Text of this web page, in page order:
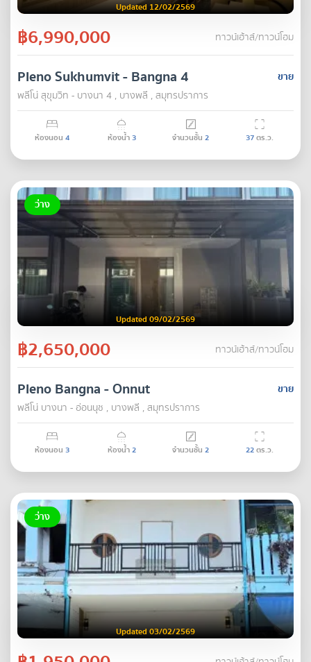
Updated 12/02/2569
฿6,990,000 ทาวน์เฮ้าส์/ทาวน์โฮม
ขาย
Pleno Sukhumvit - Bangna 4
พลีโน่ สุขุมวิท - บางนา 4 , บางพลี , สมุทรปราการ
ห้องนอน 4 ห้องน้ำ3 จำนวนชั้น 2 37ตร.ว.
ว่าง
Updated 09/02/2569
฿2,650,000 ทาวน์เฮ้าส์/ทาวน์โฮม
ขาย
Pleno Bangna - Onnut
พลีโน่ บางนา - อ่อนนุช , บางพลี , สมุทรปราการ
ห้องนอน 3 ห้องน้ำ2 จำนวนชั้น 2 22ตร.ว.
ว่าง
Updated 03/02/2569